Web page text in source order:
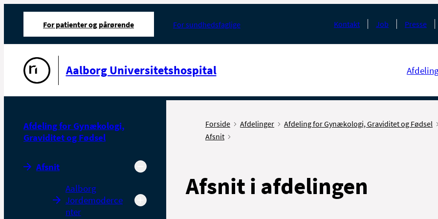
For patienter og pårørende For sundhedsfaglige Kontakt Job Presse
Aalborg Universitetshospital
Afdeling for Gynækologi,
Graviditet og Fødsel
Afsnit
Aalborg
Jordemoderce
nter
Forside Afdelinger
Afdeling for Gynækologi, Graviditet og Fødsel
Afsnit
Afsnit i afdelingen